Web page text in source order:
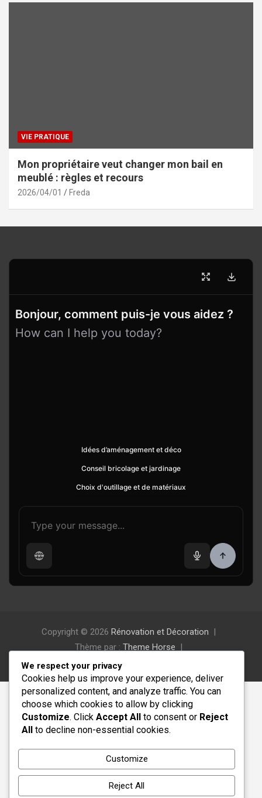
VIE PRATIQUE
Mon propriétaire veut changer mon bail en
meublé : règles et recours
2026/04/01 Freda
Bonjour, comment puis-je vous aidez ?
How can I help you today?
Idées d’aménagement et déco
Conseil bricolage et jardinage
Choix d'outillage et de matériaux
Copyright © 2026 Rénovation et Décoration
Thème par : Theme Horse
Fièrement propulsé par :
We respect your privacy
Cookies help us improve your experience, deliver
personalized content, and analyze traffic. You can
choose which cookies to allow by clicking
Customize. Click Accept All to consent or Reject
All to decline non-essential cookies.
Customize
Reject All